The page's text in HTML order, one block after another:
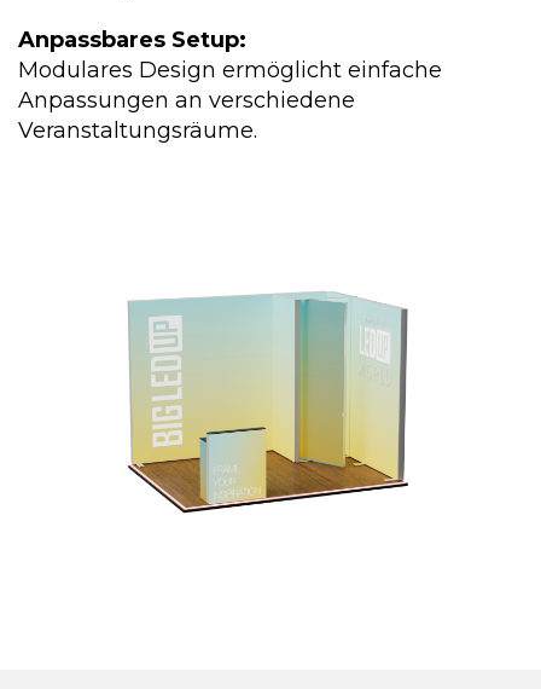
Anpassbares Setup:
Modulares Design ermöglicht einfache
Anpassungen an verschiedene
Veranstaltungsräume.